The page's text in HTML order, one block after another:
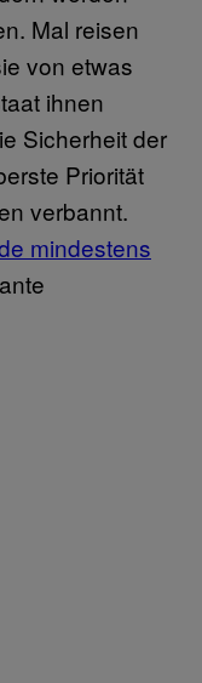
Mal reisen
von etwas
ihnen
Sicherheit der
Priorität
verbannt.
mindestens